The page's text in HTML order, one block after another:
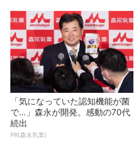
「気になっていた認知機能が菌
で…」森永が開発。感動の70代
続出
PR(森永乳業)